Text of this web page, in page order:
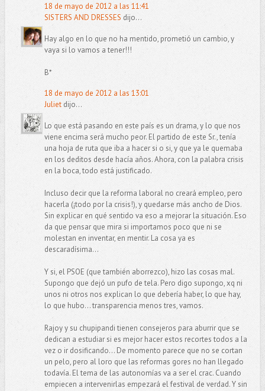
18 de mayo de 2012 a las 11:41
SISTERS AND DRESSES dijo...
Hay algo en lo que no ha mentido, prometió un cambio, y
vaya si lo vamos a tener!!!
B*
18 de mayo de 2012 a las 13:01
Julietdijo...
Lo que está pasando en este país es un drama, y lo que nos
viene encima será mucho peor. El partido de este Sr., tenía
una hoja de ruta que iba a hacer si o si, y que ya le quemaba
en los deditos desde hacía años. Ahora, con la palabra crisis
en la boca, todo está justificado.
Incluso decir que la reforma laboral no creará empleo, pero
hacerla (¡todo por la crisis!), y quedarse más ancho de Dios.
Sin explicar en qué sentido va eso a mejorar la situación. Eso
da que pensar que mira si importamos poco que ni se
molestan en inventar, en mentir. La cosa ya es
descaradísima…
Y si, el PSOE (que también aborrezco), hizo las cosas mal.
Supongo que dejó un pufo de tela. Pero digo supongo, xq ni
unos ni otros nos explican lo que debería haber, lo que hay,
lo que hubo... transparencia menos tres, vamos.
Rajoy y su chupipandi tienen consejeros para aburrir que se
dedican a estudiar si es mejor hacer estos recortes todos a la
vez o ir dosificando... De momento parece que no se cortan
un pelo, pero al loro que las reformas gores no han llegado
todavía. El tema de las autonomías va a ser el crac. Cuando
empiecen a intervenirlas empezará el festival de verdad. Y sin